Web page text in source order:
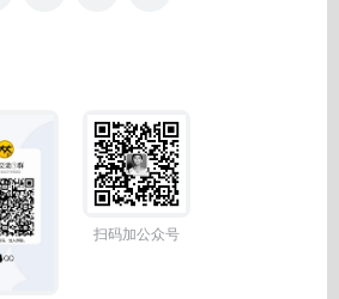
扫码加公众号